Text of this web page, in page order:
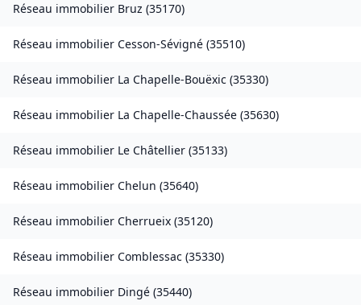
Réseau immobilier Bruz (35170)
Réseau immobilier Cesson-Sévigné (35510)
Réseau immobilier La Chapelle-Bouëxic (35330)
Réseau immobilier La Chapelle-Chaussée (35630)
Réseau immobilier Le Châtellier (35133)
Réseau immobilier Chelun (35640)
Réseau immobilier Cherrueix (35120)
Réseau immobilier Comblessac (35330)
Réseau immobilier Dingé (35440)